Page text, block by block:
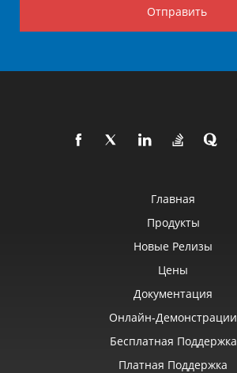
Отправить
Главная
Продукты
Новые Релизы
Цены
Документация
Онлайн‑демонстрации
Бесплатная Поддержка
Платная Поддержка